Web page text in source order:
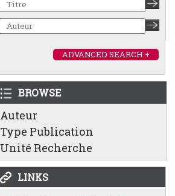
ADVANCED SEARCH +
BROWSE
Auteur
Type Publication
Unité Recherche
LINKS